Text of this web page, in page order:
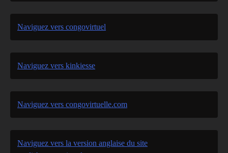
Naviguez vers congovirtuel
Naviguez vers kinkiesse
Naviguez vers congovirtuelle.com
Naviguez vers la version anglaise du site